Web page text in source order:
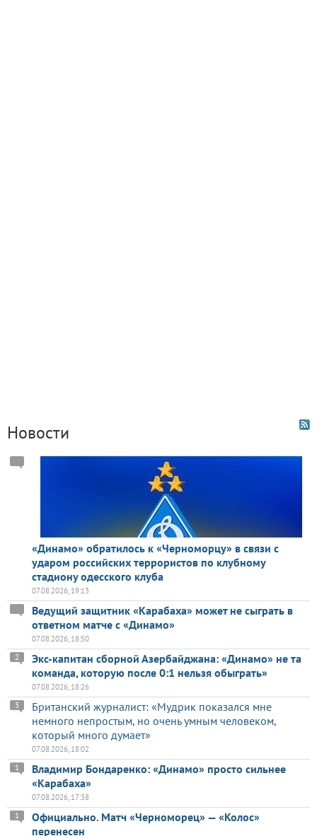
Новости
«Динамо» обратилось к «Черноморцу» в связи с
ударом российских террористов по клубному
стадиону одесского клуба
07.08.2026, 19:13
Ведущий защитник «Карабаха» может не сыграть в
ответном матче с «Динамо»
07.08.2026, 18:50
Экс-капитан сборной Азербайджана: «Динамо» не та
команда, которую после 0:1 нельзя обыграть»
2
07.08.2026, 18:26
Британский журналист: «Мудрик показался мне
немного непростым, но очень умным человеком,
который много думает»
3
07.08.2026, 18:02
Владимир Бондаренко: «Динамо» просто сильнее
«Карабаха»
1
07.08.2026, 17:38
Официально. Матч «Черноморец» — «Колос»
перенесен
1